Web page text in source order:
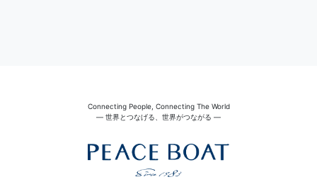
Connecting People, Connecting The World
― 世界とつなげる、世界がつながる ―